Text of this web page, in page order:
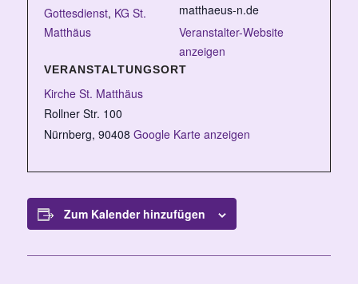
Gottesdienst, KG St.
Matthäus
VERANSTALTUNGSORT
Kirche St. Matthäus
Rollner Str. 100
Nürnberg, 90408 Google Karte anzeigen
matthaeus-n.de
Veranstalter-Website
anzeigen
Zum Kalender hinzufügen